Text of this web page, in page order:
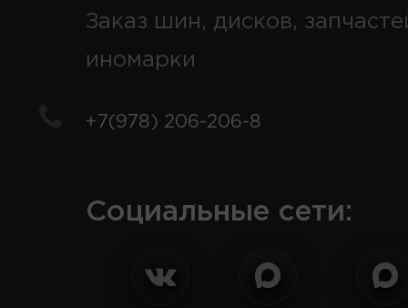
Заказ шин, дисков,
иномарки
+7(978) 206-206-8
Социальные сети: